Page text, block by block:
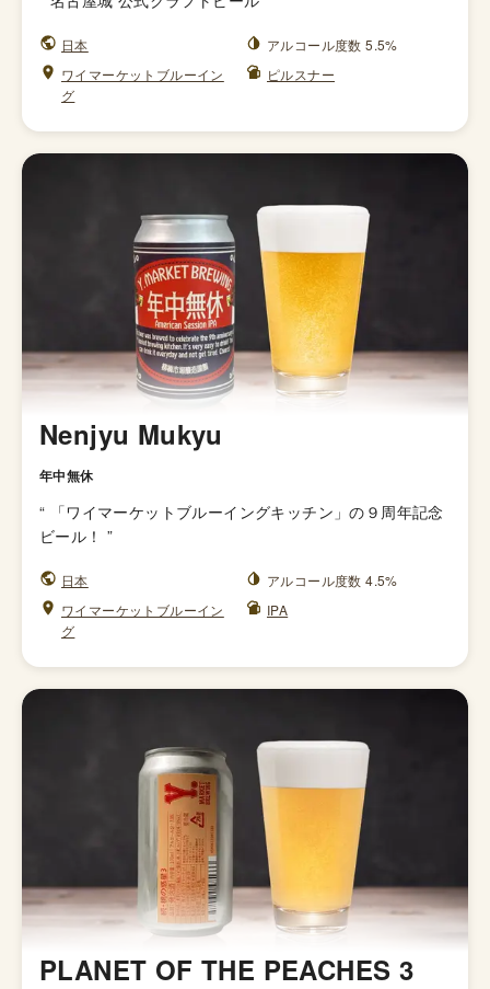
日本
アルコール度数 5.5%
ワイマーケットブルーイン
グ
ピルスナー
Nenjyu Mukyu
年中無休
“
「ワイマーケットブルーイングキッチン」の９周年記念
ビール！ ”
日本
アルコール度数 4.5%
ワイマーケットブルーイン
グ
IPA
PLANET OF THE PEACHES 3